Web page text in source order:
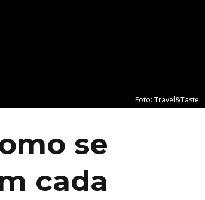
Foto: Travel&Taste
se
cada